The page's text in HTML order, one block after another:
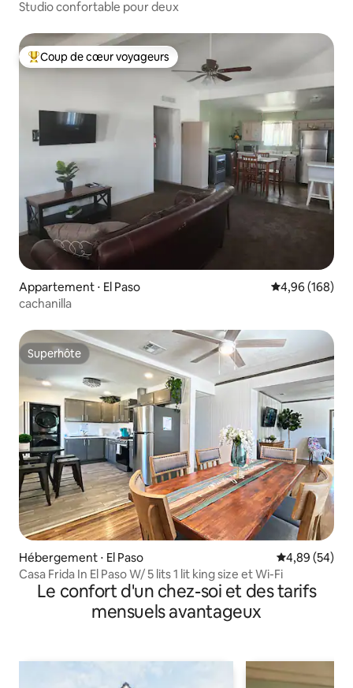
Studio confortable pour deux
Coups de cœur voyageurs les plus appréciés
Coup de cœur voyageurs
Appartement ⋅ El Paso Évaluation
4,96 (168)
cachanilla
Superhôte
Superhôte
Hébergement ⋅ El Paso Évaluation
4,89 (54)
Casa Frida In El Paso W/ 5 lits 1 lit king size et Wi-Fi
Le confort d'un chez-soi et des tarifs
mensuels avantageux